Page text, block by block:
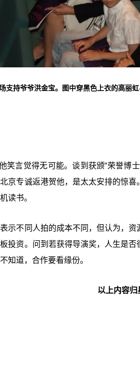
支持爷爷洪金宝。图中穿黑色上衣的高丽
笑言觉得无可能。谈到获颁“荣誉博
京专诚返港贺他，是太太安排的惊
读书。
示不同人拍的成本不同，但认为，
投资。问到若获得导演奖，人生是
知道，合作要看缘份。
以上内容